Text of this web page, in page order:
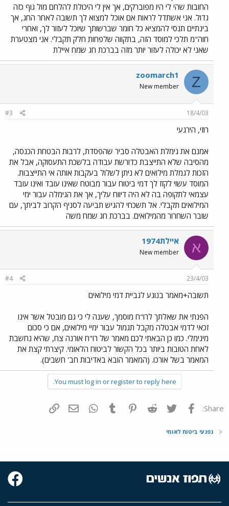
החובות שהי לי היו מפוברקים, אך אין לי היכולת להלחם מול גוף כזה
גדול. אני אשתדל לראות אם אוכל למצוא לך תשובה לאחר החג, אך
בינתיים תנסי להמציא כל חומר שברשותך שיוכל לעזור לך, ואחרי
חוה"מ תלכי למוסד הזה, בתקווה שלפחות חלק תקבלי. אני מצטערת
שאני לא יכולה לעזור יותר מזה בברכת חג שמח איילת
Z
zoomarch1
New member
18/4/03
#3
רוזי, הירגעי
אמנם את גימלת האבטלה סביר שהפסדת, לרבות הבטחת הכנסה,
מהסיבה שלא התייצבת כדורשת עבודה בלשכת התעסוקה, אבל את
הזכות לגמלת מילואים לא ניתן לשלול בעקבות אותה אי התייצבות.
המוסד עשוי לקזז לך דמי ביטוח עבור מבוטח שאינו עובד ואינו עובד
עצמאי לתקופה בה לא היה דיווח עליך, אך את הגימלה עבור ימי
המילואים תקבלי. אל תשכחי להגיש תביעה לסניף הקרוב לביתך, עם
שובר השחרור מהמילואים. בברכת חג שמח משה
א איילת1974
New member
23/4/03
#4
תשובה+מאמר בנוגע לגביית דמי מילואים
הפנתי את שאלתך לרו"ח מוסמך, שענה לי כי גם מובטל אשר אינו
זכאי לדמי אבטלה מקבל תגמול עבור ימיי מילואים, אם כי סכום
מינימלי. כמו כן הבאתי לכם מאמר של רו"ח אורנה צח, שהיא נחשבת
לאחת הטובות ביותר בכל הקשור לביטוח הלאומי. קיצרתי קצת את
המאמר בשל אורכו. (המאמר הובא באדיבות חב' חשבים).
You must log in or register to reply here.
Share: פייסבוק Twitter
Reddit
Pinterest
Tumblr
WhatsAppדואר אלקטרוני
נפגעי ביטוח לאומי